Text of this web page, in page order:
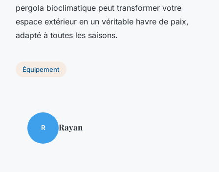
pergola bioclimatique peut transformer votre
espace extérieur en un véritable havre de paix,
adapté à toutes les saisons.
Équipement
R Rayan